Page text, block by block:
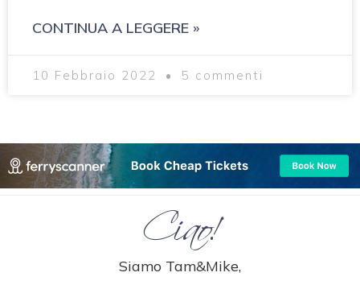
CONTINUA A LEGGERE »
10 Febbraio 2022 5 commenti
Ciao!
Siamo Tam&Mike,